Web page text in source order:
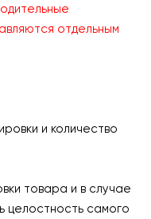
отдельным
и количество
товара и в случае
целостность самого